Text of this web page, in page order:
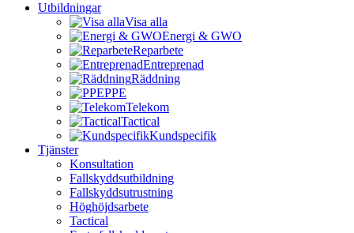
Utbildningar
Visa alla
Energi & GWO
Reparbete
Entreprenad
Räddning
PPE
Telekom
Tactical
Kundspecifik
Tjänster
Konsultation
Fallskyddsutbildning
Fallskyddsutrustning
Höghöjdsarbete
Tactical